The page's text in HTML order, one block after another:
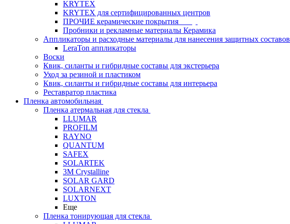
KRYTEX
KRYTEX для сертифицированных центров
ПРОЧИЕ керамические покрытия
Пробники и рекламные материалы Керамика
Аппликаторы и расходные материалы для нанесения защитных составов
LeraTon аппликаторы
Воски
Квик, силанты и гибридные составы для экстерьера
Уход за резиной и пластиком
Квик, силанты и гибридные составы для интерьера
Реставратор пластика
Пленка автомобильная
Пленка атермальная для стекла
LLUMAR
PROFILM
RAYNO
QUANTUM
SAFEX
SOLARTEK
3M Crystalline
SOLAR GARD
SOLARNEXT
LUXTON
Еще
Пленка тонирующая для стекла